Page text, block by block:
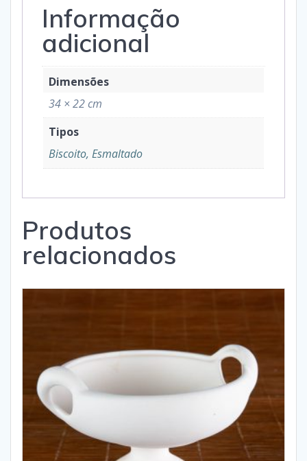
Informação
adicional
Dimensões
34 × 22 cm
Tipos
Biscoito, Esmaltado
Produtos
relacionados